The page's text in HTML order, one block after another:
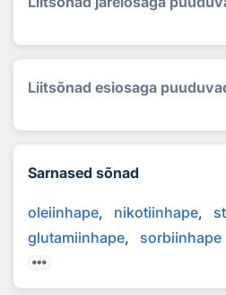
Liitsõnad esiosaga
Sarnased sõnad
oleiinhape nikotiinhape
glutamiinhape
sorbiinhape